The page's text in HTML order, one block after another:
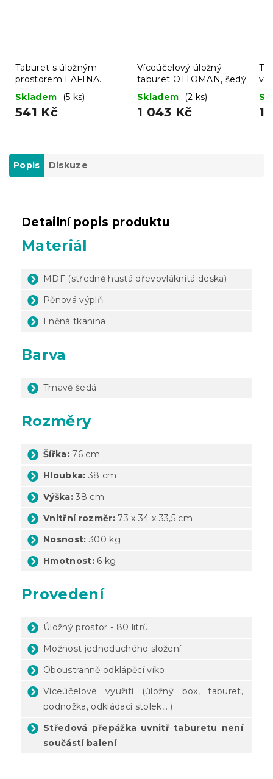
Taburet s úložným
prostorem LAFINA
38x38 cm, šedý
Skladem (5 ks)
541 Kč
Víceúčelový úložný
taburet OTTOMAN, šedý
Skladem
(2 ks)
1 043 Kč 1
Popis Diskuze
Detailní popis produktu
Materiál
MDF (středně hustá dřevovláknitá deska)
Pěnová výplň
Lněná tkanina
Barva
Tmavě šedá
Rozměry
Šířka: 76 cm
Hloubka: 38 cm
Výška: 38 cm
Vnitřní rozměr: 73 x 34 x 33,5 cm
Nosnost: 300 kg
Hmotnost: 6 kg
Provedení
Úložný prostor - 80 litrů
Možnost jednoduchého složení
Oboustranně odklápěcí víko
Víceúčelové využití (úložný box, taburet,
podnožka, odkládací stolek,...)
Středová přepážka uvnitř taburetu není
součástí balení